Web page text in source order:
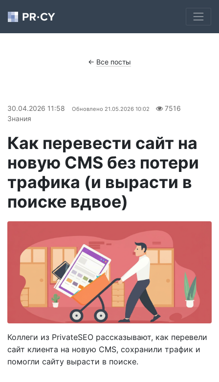
← Все посты
30.04.2026 11:58 Обновлено 21.05.2026 10:02
7516
Знания
Как перевести сайт на
новую CMS без потери
трафика (и вырасти в
поиске вдвое)
Коллеги из PrivateSEO рассказывают, как перевели
сайт клиента на новую CMS, сохранили трафик и
помогли сайту вырасти в поиске.